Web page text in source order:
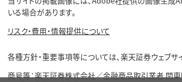
いる場合があります。
リスク・費用・情報提供について
各種方針・重要事項等については、楽天証券ウェブサ
商号等：楽天証券株式会社／金融商品取引業者 関東